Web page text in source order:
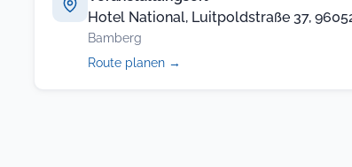
Hotel National, Luitpoldstraße 37,
Bamberg
Route planen →